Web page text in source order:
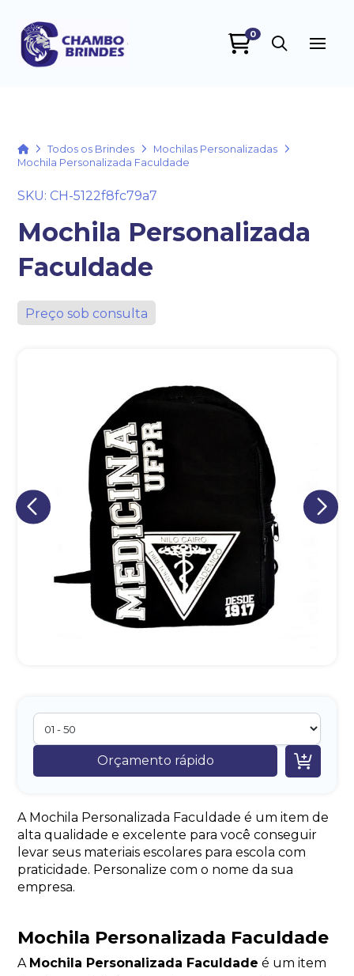
0
HomeTodos os Brindes
Mochilas Personalizadas
Mochila Personalizada Faculdade
SKU: CH-5122f8fc79a7
Mochila Personalizada
Faculdade
Preço sob consulta
Orçamento rápido 
A Mochila Personalizada Faculdade é um item de
alta qualidade e excelente para você conseguir
levar seus materiais escolares para escola com
praticidade. Personalize com o nome da sua
empresa.
Mochila Personalizada Faculdade
A Mochila Personalizada Faculdade é um item
Eu concordo em receber comunicações.
A nossa empresa está comprometida a proteger e respeitar
sua privacidade, utilizaremos seus dados apenas para fins
de marketing. Você pode alterar suas preferências a
qualquer momento.
Iniciar conversa